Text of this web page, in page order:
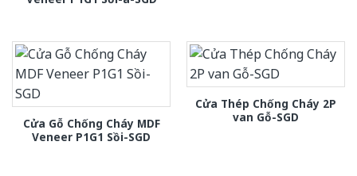
Cửa Gỗ Chống Cháy MDF
Veneer P1G1 Sồi-SGD
Cửa Thép Chống Cháy 2P
van Gỗ-SGD